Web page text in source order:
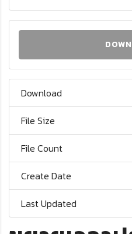
Download
File Size
File Count
Create Date
Last Updated